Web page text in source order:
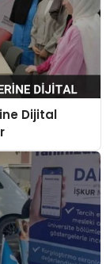
Dijital